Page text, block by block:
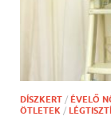
DÍSZKERT / ÉVELŐ
ÖTLETEK /